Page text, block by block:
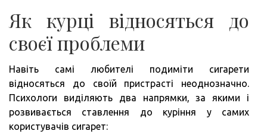
Як курці відносяться до
своєї проблеми
Навіть самі любителі подиміти сигарети
відносяться до своїй пристрасті неоднозначно.
Психологи виділяють два напрямки, за якими і
розвивається ставлення до куріння у самих
користувачів сигарет: